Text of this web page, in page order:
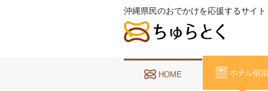
沖縄県民のおでかけを応援するサイト
HOME ホテル宿泊